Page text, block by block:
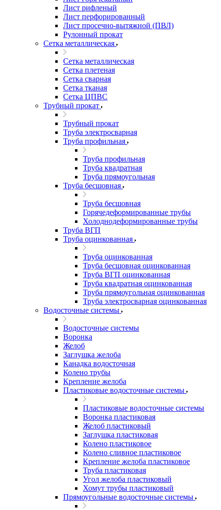
Лист рифленый
Лист перфорированный
Лист просечно-вытяжной (ПВЛ)
Рулонный прокат
Сетка металлическая
Сетка металлическая
Сетка плетеная
Сетка сварная
Сетка тканая
Сетка ЦПВС
Трубный прокат
Трубный прокат
Труба электросварная
Труба профильная
Труба профильная
Труба квадратная
Труба прямоугольная
Труба бесшовная
Труба бесшовная
Горячедеформированные трубы
Холоднодеформированные трубы
Труба ВГП
Труба оцинкованная
Труба оцинкованная
Труба бесшовная оцинкованная
Труба ВГП оцинкованная
Труба квадратная оцинкованная
Труба прямоугольная оцинкованная
Труба электросварная оцинкованная
Водосточные системы
Водосточные системы
Воронка
Желоб
Заглушка желоба
Канадка водосточная
Колено трубы
Крепление желоба
Пластиковые водосточные системы
Пластиковые водосточные системы
Воронка пластиковая
Желоб пластиковый
Заглушка пластиковая
Колено пластиковое
Колено сливное пластиковое
Крепление желоба пластиковое
Труба пластиковая
Угол желоба пластиковый
Хомут трубы пластиковый
Прямоугольные водосточные системы